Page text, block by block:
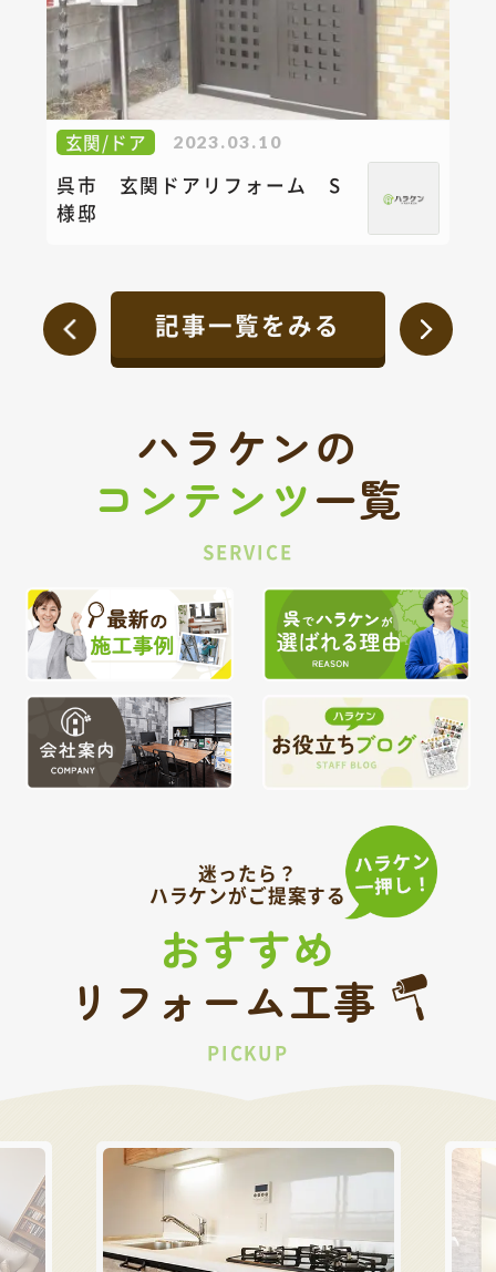
玄関/ドア 2023.03.10
呉市 玄関ドアリフォーム S
様邸
記事一覧をみる
ハラケンの
コンテンツ一覧
SERVICE
迷ったら？
ハラケンがご提案する
おすすめ
リフォーム工事
PICKUP